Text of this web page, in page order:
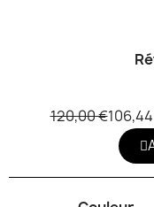
120,00 €